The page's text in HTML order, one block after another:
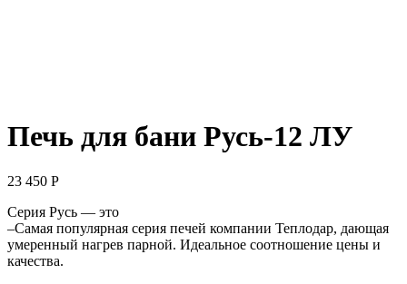
Печь для бани Русь-12 ЛУ
23 450 Р
Серия Русь — это
–Самая популярная серия печей компании Теплодар, дающая
умеренный нагрев парной. Идеальное соотношение цены и
качества.